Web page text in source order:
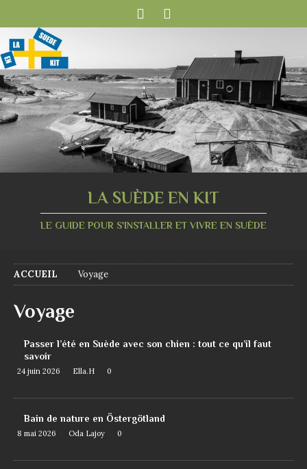
LA SUÈDE EN KIT
LE GUIDE POUR S'INSTALLER ET VIVRE EN SUÈDE
ACCUEIL Voyage
Voyage
Passer l’été en Suède avec son chien : tout ce qu’il faut
savoir
24 juin 2026 Ella.H 0
Bain de nature en Östergötland
8 mai 2026 Oda Lajoy 0